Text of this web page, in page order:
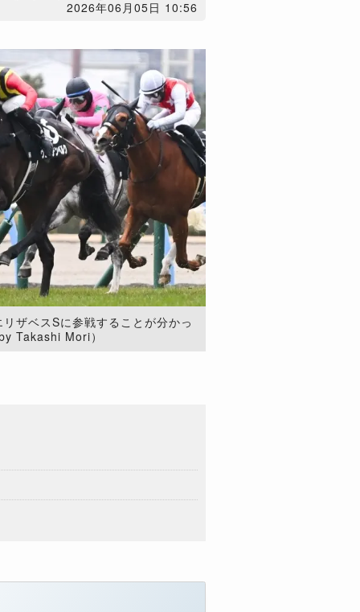
2026年06月05日 10:56
ザベスSに参戦することが分かっ
Takashi Mori）